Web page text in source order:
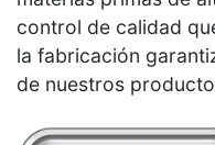
la fabricación
de nuestros